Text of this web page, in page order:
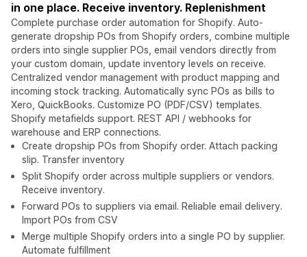
in one place. Receive inventory. Replenishment
Complete purchase order automation for Shopify. Auto-
generate dropship POs from Shopify orders, combine multiple
orders into single supplier POs, email vendors directly from
your custom domain, update inventory levels on receive.
Centralized vendor management with product mapping and
incoming stock tracking. Automatically sync POs as bills to
Xero, QuickBooks. Customize PO (PDF/CSV) templates.
Shopify metafields support. REST API / webhooks for
warehouse and ERP connections.
Create dropship POs from Shopify order. Attach packing
slip. Transfer inventory
Split Shopify order across multiple suppliers or vendors.
Receive inventory.
Forward POs to suppliers via email. Reliable email delivery.
Import POs from CSV
Merge multiple Shopify orders into a single PO by supplier.
Automate fulfillment